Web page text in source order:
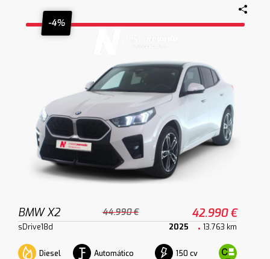
-4%
BMW X2 44.990 € 42.990 €
sDrive18d 2025 13.763 km
Diesel Automático 150 cv